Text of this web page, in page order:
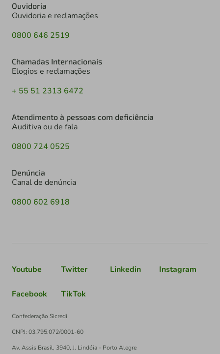
Ouvidoria
Ouvidoria e reclamações
0800 646 2519
Chamadas Internacionais
Elogios e reclamações
+ 55 51 2313 6472
Atendimento à pessoas com deficiência
Auditiva ou de fala
0800 724 0525
Denúncia
Canal de denúncia
0800 602 6918
Youtube Twitter Linkedin Instagram
Facebook TikTok
Confederação Sicredi
CNPJ: 03.795.072/0001-60
Av. Assis Brasil, 3940, J. Lindóia - Porto Alegre